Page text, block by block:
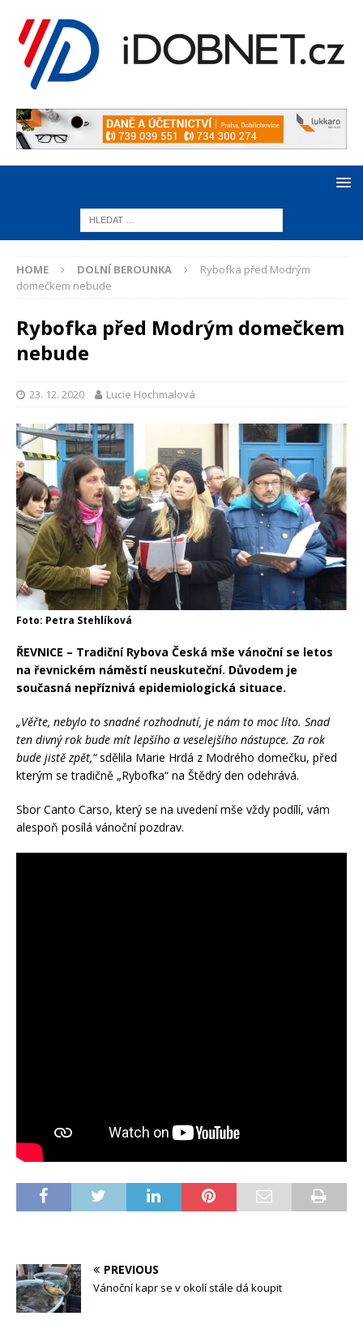
HOME DOLNÍ BEROUNKA
Rybofka před Modrým
domečkem nebude
Rybofka před Modrým domečkem
nebude
23. 12. 2020 Lucie Hochmalová
Foto: Petra Stehlíková
ŘEVNICE – Tradiční Rybova Česká mše vánoční se letos
na řevnickém náměstí neuskuteční. Důvodem je
současná nepříznivá epidemiologická situace.
„Věřte, nebylo to snadné rozhodnutí, je nám to moc líto. Snad
ten divný rok bude mít lepšího a veselejšího nástupce. Za rok
bude jistě zpět,“sdělila Marie Hrdá z Modrého domečku, před
kterým se tradičně „Rybofka“ na Štědrý den odehrává.
Sbor Canto Carso, který se na uvedení mše vždy podílí, vám
alespoň posílá vánoční pozdrav.
PREVIOUS
Vánoční kapr se v okolí stále dá koupit